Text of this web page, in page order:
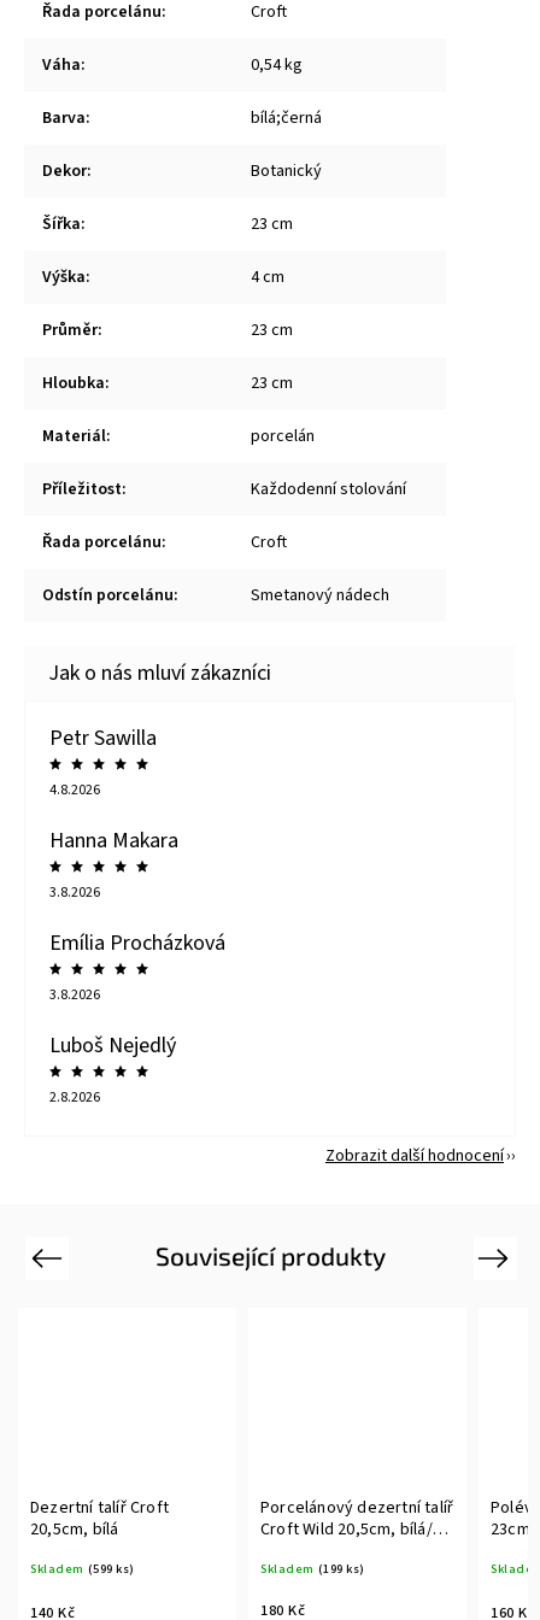
Řada porcelánu: Croft
Váha: 0,54 kg
Barva: bílá;černá
Dekor: Botanický
Šířka: 23 cm
Výška: 4 cm
Průměr: 23 cm
Hloubka: 23 cm
Materiál: porcelán
Příležitost: Každodenní stolování
Řada porcelánu: Croft
Odstín porcelánu: Smetanový nádech
Petr Sawilla
4.8.2026
Hanna Makara
3.8.2026
Emília Procházková
3.8.2026
Luboš Nejedlý
2.8.2026
Zobrazit další hodnocení
Související produkty
Previous
Dezertní talíř Croft
20,5cm, bílá
Skladem (599 ks)
140 Kč
Porcelánový dezertní talíř
Croft Wild 20,5cm, bílá/
Skladem (199 ks)
180 Kč 160 Kč
Next